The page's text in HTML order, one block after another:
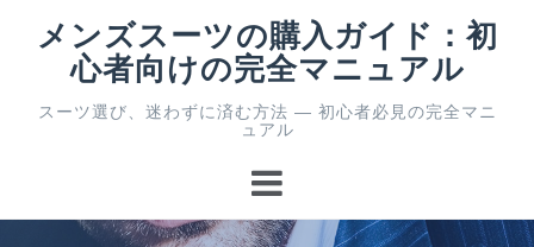
ッ
メンズスーツの購入ガイド：初
心者向けの完全マニュアル
スーツ選び、迷わずに済む方法 ― 初心者必見の完全マニ
ュアル